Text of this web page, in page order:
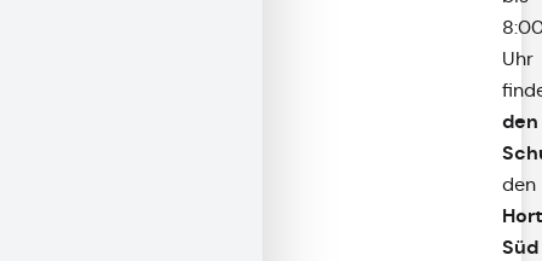
Uhr
den
den
Hort
Süd